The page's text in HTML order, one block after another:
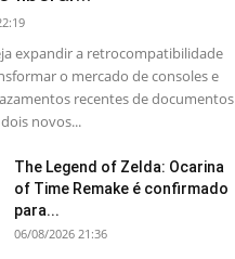
expandir a retrocompatibilidade
o mercado de consoles e
recentes de documentos
novos...
The Legend of Zelda: Ocarina
of Time Remake é confirmado
para...
06/08/2026 21:36